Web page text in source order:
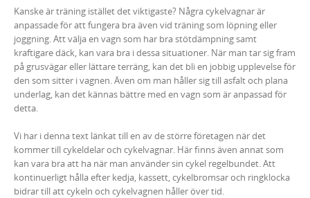
Kanske är träning istället det viktigaste? Några cykelvagnar är
anpassade för att fungera bra även vid träning som löpning eller
joggning. Att välja en vagn som har bra stötdämpning samt
kraftigare däck, kan vara bra i dessa situationer. När man tar sig fram
på grusvägar eller lättare terräng, kan det bli en jobbig upplevelse för
den som sitter i vagnen. Även om man håller sig till asfalt och plana
underlag, kan det kännas bättre med en vagn som är anpassad för
detta.
Vi har i denna text länkat till en av de större företagen när det
kommer till cykeldelar och cykelvagnar. Här finns även annat som
kan vara bra att ha när man använder sin cykel regelbundet. Att
kontinuerligt hålla efter kedja, kassett, cykelbromsar och ringklocka
bidrar till att cykeln och cykelvagnen håller över tid.